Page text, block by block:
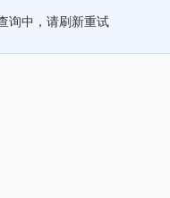
询中，请刷新重试